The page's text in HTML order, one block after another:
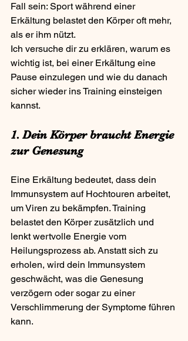
Fall sein: Sport während einer
Erkältung belastet den Körper oft mehr,
als er ihm nützt.
Ich versuche dir zu erklären, warum es
wichtig ist, bei einer Erkältung eine
Pause einzulegen und wie du danach
sicher wieder ins Training einsteigen
kannst.
1. Dein Körper braucht Energie
zur Genesung
Eine Erkältung bedeutet, dass dein
Immunsystem auf Hochtouren arbeitet,
um Viren zu bekämpfen. Training
belastet den Körper zusätzlich und
lenkt wertvolle Energie vom
Heilungsprozess ab. Anstatt sich zu
erholen, wird dein Immunsystem
geschwächt, was die Genesung
verzögern oder sogar zu einer
Verschlimmerung der Symptome führen
kann.